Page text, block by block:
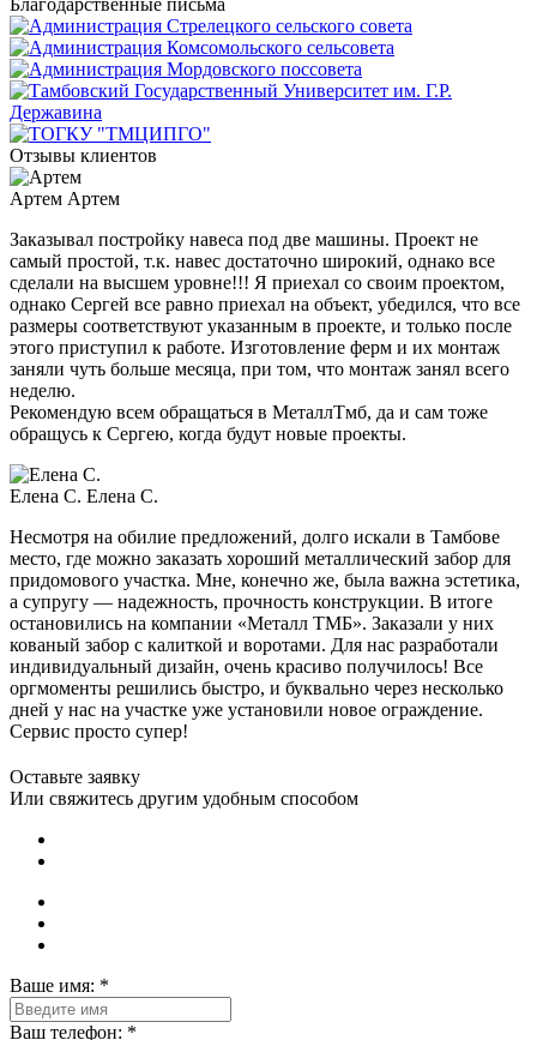
Отзывы клиентов
Артем Артем
Заказывал постройку навеса под две машины. Проект не
самый простой, т.к. навес достаточно широкий, однако все
сделали на высшем уровне!!! Я приехал со своим проектом,
однако Сергей все равно приехал на объект, убедился, что все
размеры соответствуют указанным в проекте, и только после
этого приступил к работе. Изготовление ферм и их монтаж
заняли чуть больше месяца, при том, что монтаж занял всего
неделю.
Рекомендую всем обращаться в МеталлТмб, да и сам тоже
обращусь к Сергею, когда будут новые проекты.
Елена С. Елена С.
Несмотря на обилие предложений, долго искали в Тамбове
место, где можно заказать хороший металлический забор для
придомового участка. Мне, конечно же, была важна эстетика,
а супругу — надежность, прочность конструкции. В итоге
остановились на компании «Металл ТМБ». Заказали у них
кованый забор с калиткой и воротами. Для нас разработали
индивидуальный дизайн, очень красиво получилось! Все
оргмоменты решились быстро, и буквально через несколько
дней у нас на участке уже установили новое ограждение.
Сервис просто супер!
Оставьте заявку
Или свяжитесь другим удобным способом
Ваше имя: *
Ваш телефон: *